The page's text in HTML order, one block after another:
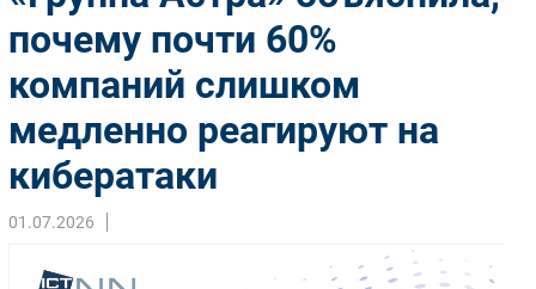
Импорто­замещение
Автоматизация Промышленности
Интернет
Фиксированная связь
Интеграция
Рынок ПК
Торговые сети
почему почти 60%
компаний слишком
медленно реагируют на
кибератаки
01.07.2026